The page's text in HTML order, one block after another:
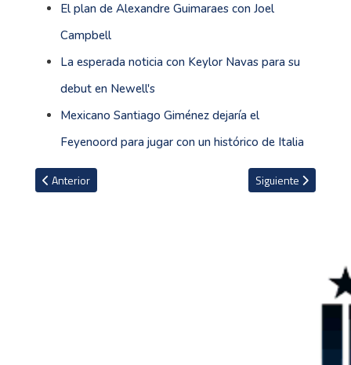
El plan de Alexandre Guimaraes con Joel
Campbell
La esperada noticia con Keylor Navas para su
debut en Newell's
Mexicano Santiago Giménez dejaría el
Feyenoord para jugar con un histórico de Italia
Artículo anterior: Josué Ugalde dirigirá duelo entre Alajuelense y
Anterior Artículo siguiente:
Siguiente